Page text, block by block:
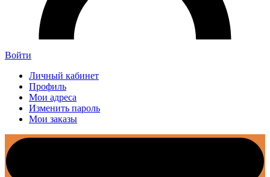
Войти
Личный кабинет
Профиль
Мои адреса
Изменить пароль
Мои заказы